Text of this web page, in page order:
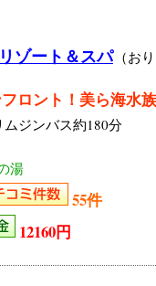
ゾート＆スパ （お
ロント！美ら海水
ジンバス約180分
湯
55件
12160円